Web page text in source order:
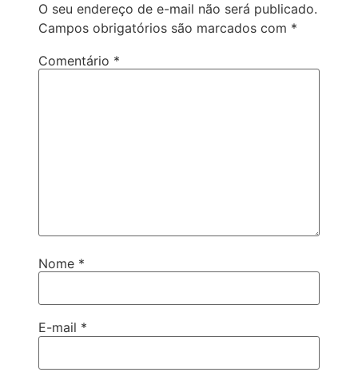
O seu endereço de e-mail não será publicado.
Campos obrigatórios são marcados com *
Comentário *
Nome *
E-mail *